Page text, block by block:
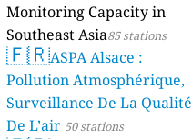
Monitoring Capacity in
Southeast Asia85 stations
🇫🇷ASPA Alsace :
Pollution Atmosphérique,
Surveillance De La Qualité
De L’air 50 stations